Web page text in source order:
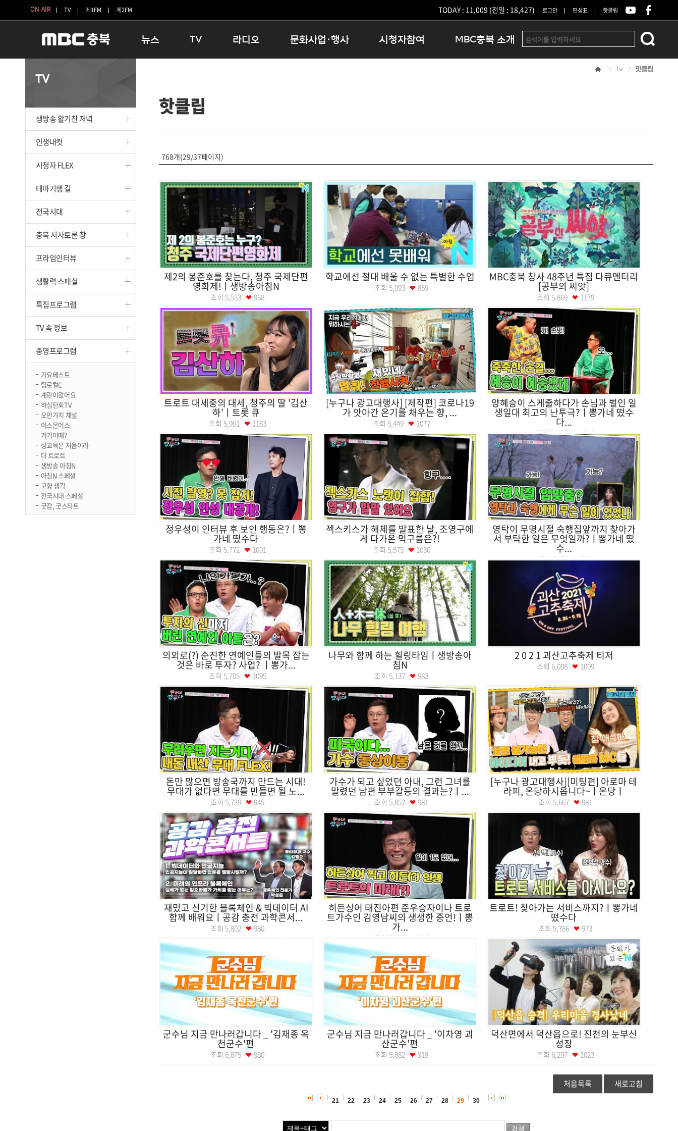
ON-AIR TV 제1FM 제2FM TODAY : 11,009 (전일 : 18,427) 로그인 편성표 핫클립
뉴스
보은
옥천
TV
인생내컷
테마기행 길
시청자 FLEX
특집프로그램
종영프로그램
라디오 문화사업·행사
청원생명쌀 대청호마라톤
로컬 콘텐츠 Hub
문화행사 아카이빙
시청자참여 MBC충북 소개
결산공고
TV
생방송 활기찬 저녁
인생내컷
시청자 FLEX
테마기행 길
전국시대
충북 시사토론 창
프라임인터뷰
생활력 스페셜
특집프로그램
TV 속 정보
종영프로그램
가요베스트
팀로컬C
계란이왔어요
허심탄회TV
오만가지 채널
어스온어스
거기어때?
성교육은 처음이라
더 트로트
생방송 아침N
아침N 스페셜
고향 생각
전국시대 스페셜
굿잡, 굿스타트
Tv 핫클립
핫클립
768개(29/37페이지)
제2의 봉준호를 찾는다, 청주 국제단편
영화제!ㅣ생방송아침N
조회 5,553 968
학교에선 절대 배울 수 없는 특별한 수업
조회 5,093 859
MBC충북 창사 48주년 특집 다큐멘터리
[공부의 씨앗]
조회 5,869 1179
트로트 대세중의 대세, 청주의 딸 '김산
하'ㅣ트롯 큐
조회 5,901 1183
[누구나 광고대행사] [제작편] 코로나19
가 앗아간 온기를 채우는 향, ...
조회 5,449 1077
양혜승이 스케줄하다가 손님과 벌인 일
생일대 최고의 난투극?ㅣ뽕가네 떴수
다...
조회5,525 1016
정우성이 인터뷰 후 보인 행동은?ㅣ뽕
가네 떴수다
조회 5,772 1001
젝스키스가 해체를 발표한 날, 조영구에
게 다가온 먹구름은?!
조회 5,573 1030
영탁이 무명시절 숙행집앞까지 찾아가
서 부탁한 일은 무엇일까?ㅣ뽕가네 떴
수...
조회5,850 990
의외로(?) 순진한 연예인들의 발목 잡는
것은 바로 투자? 사업? ㅣ뽕가...
조회 5,705 1095
나무와 함께 하는 힐링타임ㅣ생방송아
침N
조회 5,137 983
2 0 2 1 괴산고추축제 티저
조회 6,008 1009
돈만 많으면 방송국까지 만드는 시대!
무대가 없다면 무대를 만들면 될 노...
조회 5,739 945
가수가 되고 싶었던 아내, 그런 그녀를
말렸던 남편 부부갈등의 결과는?ㅣ...
조회 5,852 981
[누구나 광고대행사][미팅편] 아로마 테
라피, 온당하시옵니다~ㅣ온당ㅣ
조회 5,667 981
재밌고 신기한 블록체인 & 빅데이터 AI
함께 배워요ㅣ공감 충전 과학콘서...
조회 5,802 980
히든싱어 태진아편 준우승자이나 트로
트가수인 김영남씨의 생생한 증언!ㅣ뽕
가...
조회 5,843 986
트로트! 찾아가는 서비스까지?ㅣ뽕가네
떴수다
조회 5,786 973
군수님 지금 만나러갑니다 _ '김재종 옥
천군수'편
조회 6,875 980
군수님 지금 만나러갑니다 _ '이차영 괴
산군수'편
조회 5,882 918
덕산면에서 덕산읍으로! 진천의 눈부신
성장
조회 6,297 1023
처음목록 새로고침
21 22 23 24 25 26 27 28 29 30